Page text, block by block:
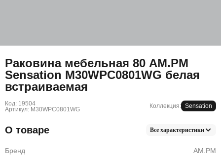
Раковина мебельная 80 AM.PM
Sensation M30WPC0801WG белая
встраиваемая
Код: 19504
Артикул: M30WPC0801WG
Коллекция: Sensation
О товаре Все характеристики
Бренд AM.PM